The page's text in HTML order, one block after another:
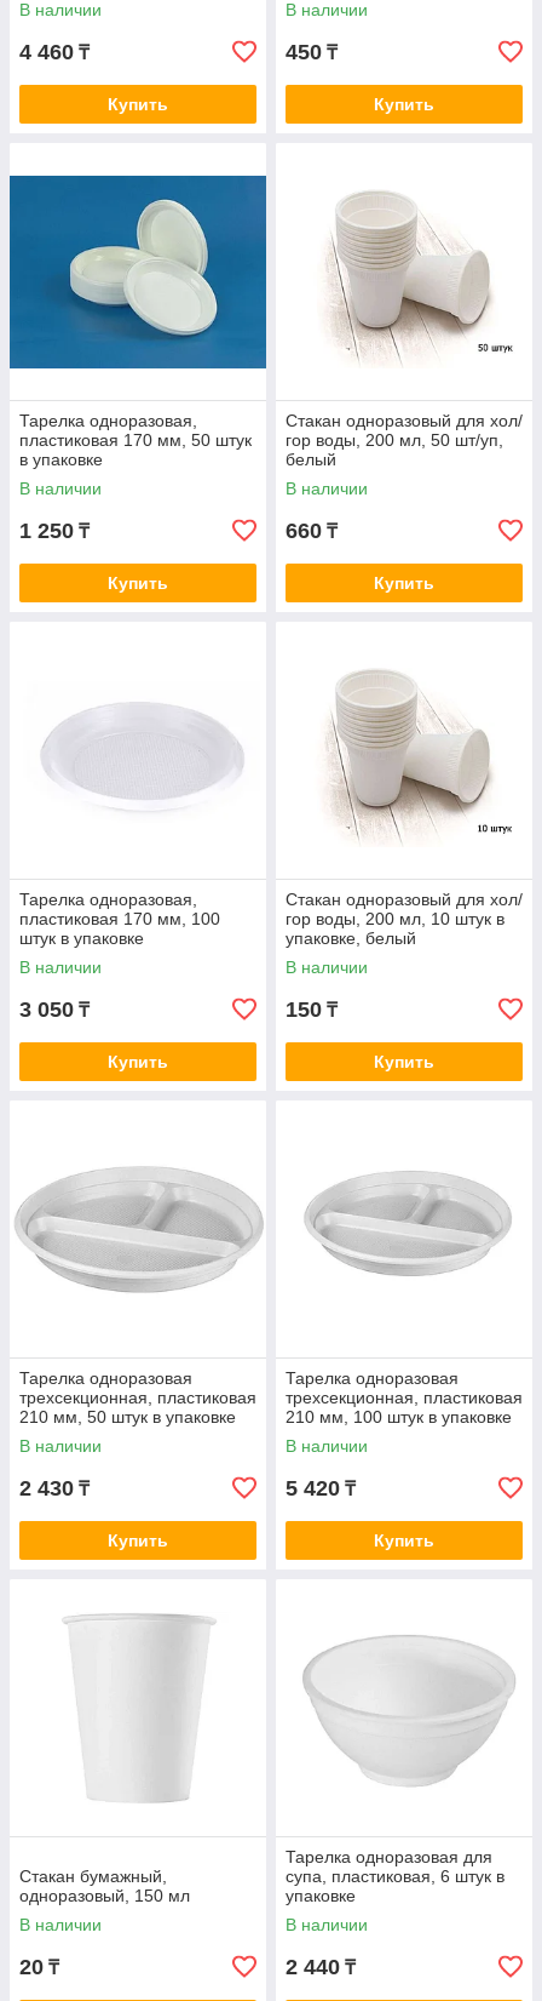
В наличии
4 460 ₸
Купить
В наличии
450 ₸
Купить
Тарелка одноразовая,
пластиковая 170 мм, 50 штук
в упаковке
В наличии
1 250 ₸
Купить
Стакан одноразовый для хол/
гор воды, 200 мл, 50 шт/уп,
белый
В наличии
660 ₸
Купить
Тарелка одноразовая,
пластиковая 170 мм, 100
штук в упаковке
В наличии
3 050 ₸
Купить
Стакан одноразовый для хол/
гор воды, 200 мл, 10 штук в
упаковке, белый
В наличии
150 ₸
Купить
Тарелка одноразовая
трехсекционная, пластиковая
210 мм, 50 штук в упаковке
В наличии
2 430 ₸
Купить
Тарелка одноразовая
трехсекционная, пластиковая
210 мм, 100 штук в упаковке
В наличии
5 420 ₸
Купить
Стакан бумажный,
одноразовый, 150 мл
В наличии
20 ₸
Тарелка одноразовая для
супа, пластиковая, 6 штук в
упаковке
В наличии
2 440 ₸